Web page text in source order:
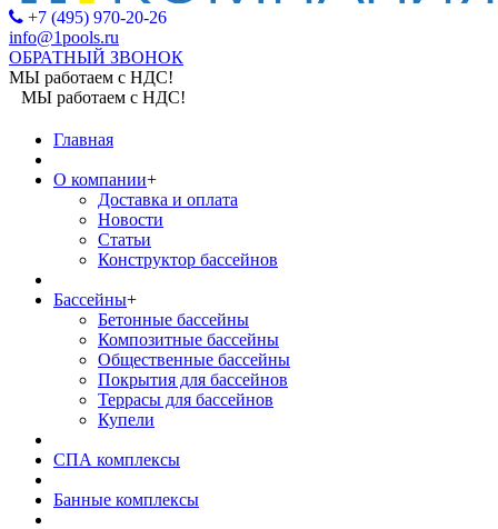
+7 (495) 970-20-26
info@1pools.ru
ОБРАТНЫЙ ЗВОНОК
МЫ работаем с НДС!
МЫ работаем с НДС!
Главная
О компании+
Доставка и оплата
Новости
Статьи
Конструктор бассейнов
Бассейны+
Бетонные бассейны
Композитные бассейны
Общественные бассейны
Покрытия для бассейнов
Террасы для бассейнов
Купели
СПА комплексы
Банные комплексы